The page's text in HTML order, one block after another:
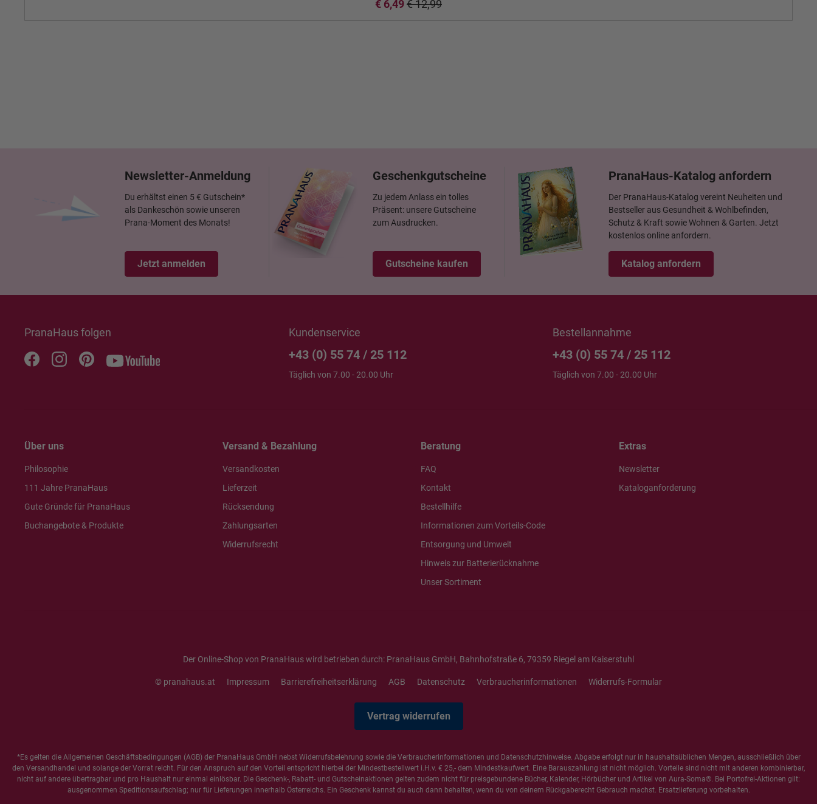
€ 6,49€ 12,99
Newsletter-Anmeldung
Du erhältst einen 5 € Gutschein*
als Dankeschön sowie unseren
Prana-Moment des Monats!
Jetzt anmelden
Geschenkgutscheine
Zu jedem Anlass ein tolles
Präsent: unsere Gutscheine
zum Ausdrucken.
Gutscheine kaufen
PranaHaus-Katalog anfordern
Der PranaHaus-Katalog vereint Neuheiten und
Bestseller aus Gesundheit & Wohlbefinden,
Schutz & Kraft sowie Wohnen & Garten. Jetzt
kostenlos online anfordern.
Katalog anfordern
PranaHaus folgen Kundenservice
+43 (0) 55 74 / 25 112
Täglich von 7.00 - 20.00 Uhr
Bestellannahme
+43 (0) 55 74 / 25 112
Täglich von 7.00 - 20.00 Uhr
Über uns
Philosophie
111 Jahre PranaHaus
Gute Gründe für PranaHaus
Buchangebote & Produkte
Versand & Bezahlung
Versandkosten
Lieferzeit
Rücksendung
Zahlungsarten
Widerrufsrecht
Beratung
FAQ
Kontakt
Bestellhilfe
Informationen zum Vorteils-Code
Entsorgung und Umwelt
Hinweis zur Batterierücknahme
Unser Sortiment
Extras
Newsletter
Kataloganforderung
Der Online-Shop von PranaHaus wird betrieben durch: PranaHaus GmbH, Bahnhofstraße 6, 79359 Riegel am Kaiserstuhl
© pranahaus.at Impressum Barrierefreiheitserklärung AGB Datenschutz Verbraucherinformationen Widerrufs-Formular
Vertrag widerrufen
*Es gelten die Allgemeinen Geschäftsbedingungen (AGB) der PranaHaus GmbH nebst Widerrufsbelehrung sowie die Verbraucherinformationen und Datenschutzhinweise. Abgabe erfolgt nur in haushaltsüblichen Mengen, ausschließlich über
den Versandhandel und solange der Vorrat reicht. Für den Anspruch auf den Vorteil entspricht hierbei der Mindestbestellwert i.H.v. € 25,- dem Mindestkaufwert. Eine Barauszahlung ist nicht möglich. Vorteile sind nicht mit anderen kombinierbar,
nicht auf andere übertragbar und pro Haushalt nur einmal einlösbar. Die Geschenk-, Rabatt- und Gutscheinaktionen gelten zudem nicht für preisgebundene Bücher, Kalender, Hörbücher und Artikel von Aura-Soma®. Bei Portofrei-Aktionen gilt:
ausgenommen Speditionsaufschlag; nur für Lieferungen innerhalb Österreichs. Ein Geschenk kannst du auch dann behalten, wenn du von deinem Rückgaberecht Gebrauch machst. Ersatzlieferung vorbehalten.